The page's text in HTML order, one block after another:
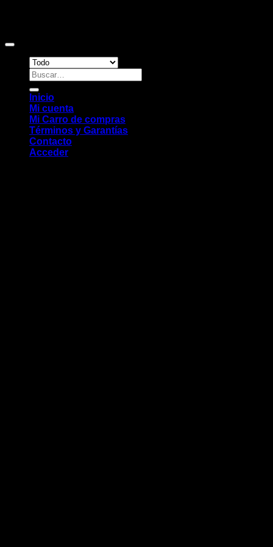
Buscar
por:
Inicio
Mi cuenta
Mi Carro de compras
Términos y Garantías
Contacto
Acceder